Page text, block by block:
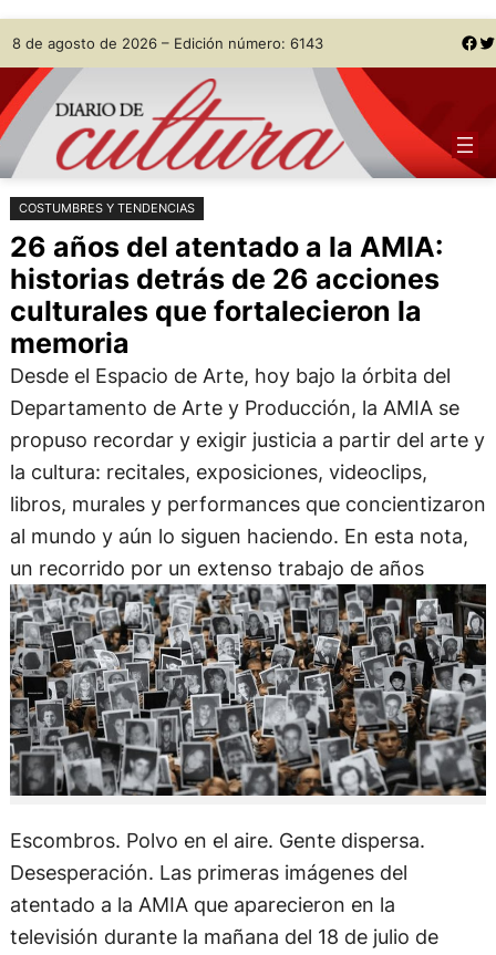
Saltar
al
contenido
Skip
to
content
8 de agosto de 2026 – Edición número: 6143 Facebook Twitter
COSTUMBRES Y TENDENCIAS
26 años del atentado a la AMIA:
historias detrás de 26 acciones
culturales que fortalecieron la
memoria
Desde el Espacio de Arte, hoy bajo la órbita del
Departamento de Arte y Producción, la AMIA se
propuso recordar y exigir justicia a partir del arte y
la cultura: recitales, exposiciones, videoclips,
libros, murales y performances que concientizaron
al mundo y aún lo siguen haciendo. En esta nota,
un recorrido por un extenso trabajo de años
Escombros. Polvo en el aire. Gente dispersa.
Desesperación. Las primeras imágenes del
atentado a la AMIA que aparecieron en la
televisión durante la mañana del 18 de julio de